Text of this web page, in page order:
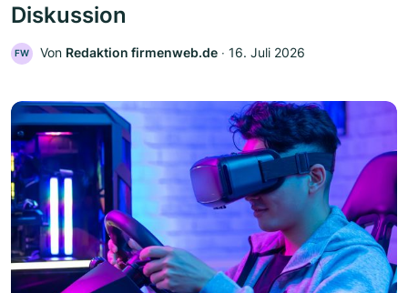
Diskussion
FW Von Redaktion firmenweb.de ‧ 16. Juli 2026